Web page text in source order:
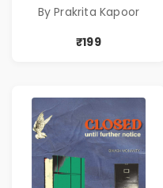
By Prakrita Kapoor
₹199